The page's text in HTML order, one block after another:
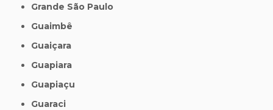
Grande São Paulo
Guaimbê
Guaiçara
Guapiara
Guapiaçu
Guaraci